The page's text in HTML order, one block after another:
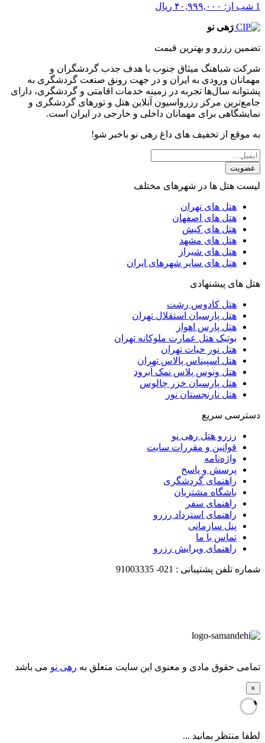
1 شب از: ۴۰,۹۹۹,۰۰۰ ریال
رَهی نو
تضمین رزرو و بهترین قیمت
شرکت شباهنگ میثاق جنوب با هدف جذب گردشگران و
مهمانان ورودی به ایران و در جهت رونق صنعت گردشگری به
پشتوانه سال‌ها تجربه در زمینه خدمات اقامتی و گردشگری، دارای
جامع‌ترین مرکز رزرواسیون آنلاین هتل و تورهای گردشگری و
نمایشگاهی برای مهمانان داخلی و خارجی در ایران است.
به موقع از تخفیف های داغ رهی نو باخبر شو!
عضویت
لیست هتل ها در شهرهای مختلف
هتل های تهران
هتل های اصفهان
هتل های کیش
هتل های مشهد
هتل های شیراز
هتل های سایر شهرهای ایران
هتل های پیشنهادی
هتل کادوس رشت
هتل پارسیان استقلال تهران
هتل پارس اهواز
بوتیک هتل عمارت ملوکانه تهران
هتل نور حیات تهران
هتل اسپیناس پالاس تهران
هتل ونوس پلاس نمک آبرود
هتل پارسیان خزر چالوس
هتل نارنجستان نور
دسترسی سریع
رزرو هتل رهی نو
قوانین و مقررات سایت
واژه‌نامه
پرسش و پاسخ
راهنمای گردشگری
باشگاه مشتریان
راهنمای سفر
راهنمای استرداد رزرو
پنل سازمانی
تماس با ما
راهنمای ویرایش رزرو
شماره تلفن پشتیبانی : 021-
91003335
تمامی حقوق مادی و معنوی این سایت متعلق به رهی نو می باشد
×
لطفا منتظر بمانید ...